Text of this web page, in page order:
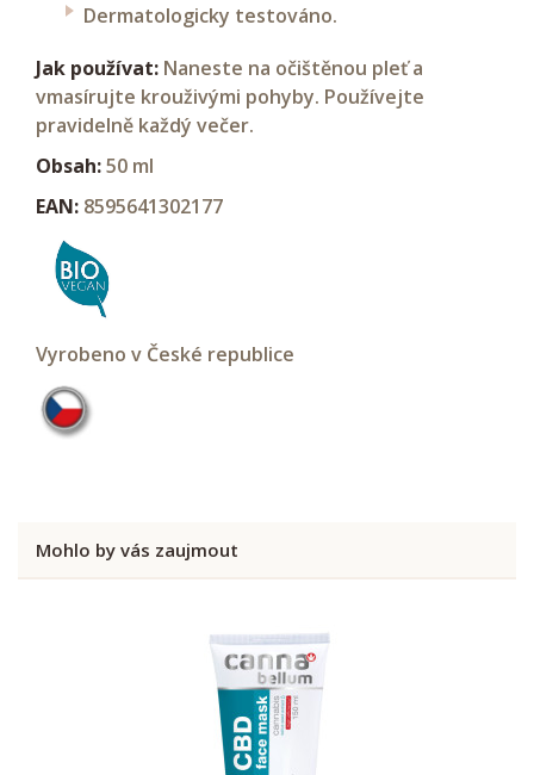
Dermatologicky testováno.
Jak používat: Naneste na očištěnou pleť a
vmasírujte krouživými pohyby. Používejte
pravidelně každý večer.
Obsah:50 ml
EAN: 8595641302177
Vyrobeno v České republice
Mohlo by vás zaujmout